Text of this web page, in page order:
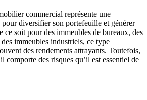
commercial représente une
pour diversifier son portefeuille et générer
ce soit pour des immeubles de bureaux, des
immeubles industriels, ce type
des rendements attrayants. Toutefois,
comporte des risques qu’il est essentiel de